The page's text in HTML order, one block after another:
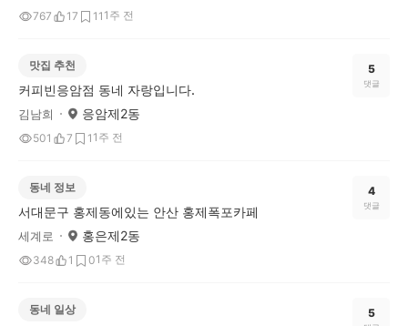
767 17 11 1주 전
맛집 추천
커피빈응암점 동네 자랑입니다.
김남희 응암제2동
501 7 1 1주 전
5
댓글
동네 정보
서대문구 홍제동에있는 안산 홍제폭포카페
세계로 홍은제2동
348 1 01주 전
4
댓글
동네 일상 5